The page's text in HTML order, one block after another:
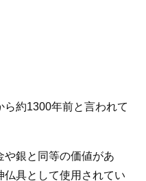
約1300年前と言われて
や銀と同等の価値があ
仏具として使用されてい